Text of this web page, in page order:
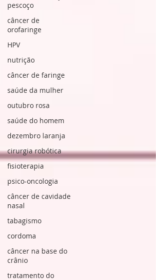
pescoço
câncer de
orofaringe
HPV
nutrição
câncer de faringe
saúde da mulher
outubro rosa
saúde do homem
dezembro laranja
cirurgia robótica
fisioterapia
psico-oncologia
câncer de cavidade
nasal
tabagismo
cordoma
câncer na base do
crânio
tratamento do